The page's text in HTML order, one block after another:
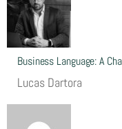
Business Language: A
Lucas Dartora